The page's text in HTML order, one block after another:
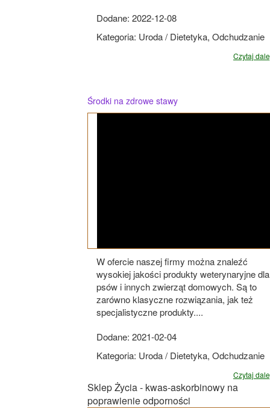
Dodane: 2022-12-08
Kategoria: Uroda / Dietetyka, Odchudzanie
Czytaj
Środki na zdrowe stawy
W ofercie naszej firmy można znaleźć
wysokiej jakości produkty weterynaryjne dla
psów i innych zwierząt domowych. Są to
zarówno klasyczne rozwiązania, jak też
specjalistyczne produkty....
Dodane: 2021-02-04
Kategoria: Uroda / Dietetyka, Odchudzanie
Czytaj
Sklep Życia - kwas-askorbinowy na
poprawienie odporności